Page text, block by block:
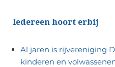
Iedereen hoort erbij
Al jaren is rijvereniging
kinderen en